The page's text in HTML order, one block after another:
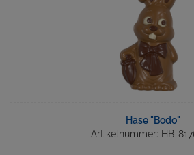
Hase "Bodo"
Artikelnummer: HB-